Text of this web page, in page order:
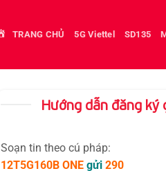
TRANG CHỦ 5G Viettel SD135
Hướng dẫn đăng
Soạn tin theo cú pháp:
12T5G160B ONE gửi 290